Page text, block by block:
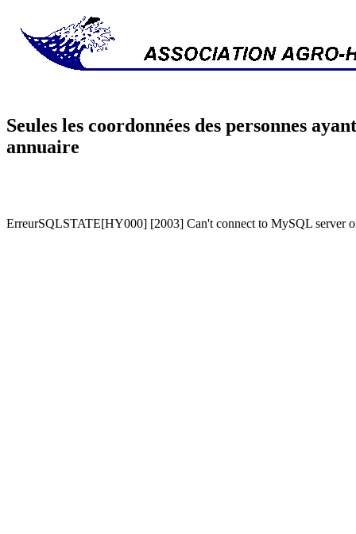
Seules les coordonnées des personnes
annuaire
ErreurSQLSTATE[HY000] [2003] Can't connect to MySQL server